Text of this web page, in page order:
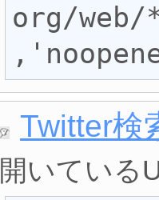
org/
Twitter検
開いている